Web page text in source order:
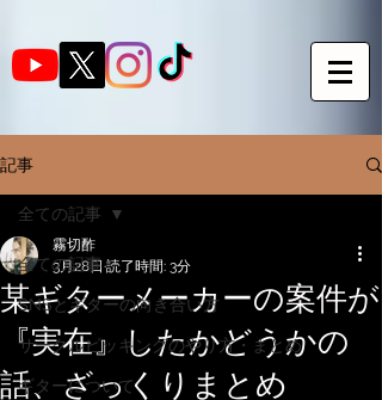
記事
全ての記事
SNSとギターの向き合い方
サークルピッキングのやり方・まとめ
ギターについて
全ての記事
某ギターメーカーの案件が
『実在』したかどうかの
話、ざっくりまとめ
霧切酢
3月28日 読了時間: 3分